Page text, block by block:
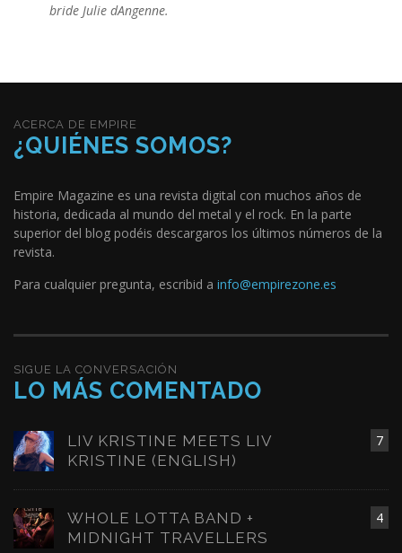
bride Julie dAngenne.
ACERCA DE EMPIRE
¿QUIÉNES SOMOS?
Empire Magazine es una revista digital con muchos años de
historia, dedicada al mundo del metal y el rock. En la parte
superior del blog podéis descargaros los últimos números de la
revista.
Para cualquier pregunta, escribid a info@empirezone.es
SIGUE LA CONVERSACIÓN
LO MÁS COMENTADO
7
LIV KRISTINE MEETS LIV
KRISTINE (ENGLISH)
4
WHOLE LOTTA BAND +
MIDNIGHT TRAVELLERS